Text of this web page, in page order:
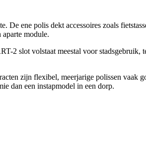
De ene polis dekt accessoires zoals
aparte module.
2 slot volstaat meestal voor
zijn flexibel, meerjarige polissen
dan een instapmodel in een dorp.